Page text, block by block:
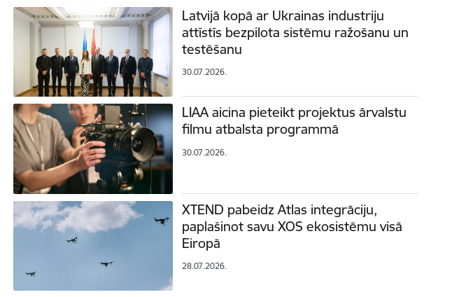
Latvijā kopā ar Ukrainas industriju
attīstīs bezpilota sistēmu ražošanu un
testēšanu
30.07.2026.
LIAA aicina pieteikt projektus ārvalstu
filmu atbalsta programmā
30.07.2026.
XTEND pabeidz Atlas integrāciju,
paplašinot savu XOS ekosistēmu visā
Eiropā
28.07.2026.